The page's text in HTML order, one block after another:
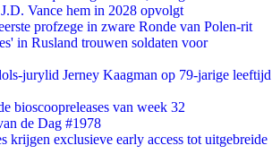
Vance hem in 2028 opvolgt
profzege in zware Ronde van Polen-rit
in Rusland trouwen soldaten voor
jurylid Jerney Kaagman op 79-jarige leeftijd
bioscoopreleases van week 32
de Dag #1978
krijgen exclusieve early access tot uitgebreide